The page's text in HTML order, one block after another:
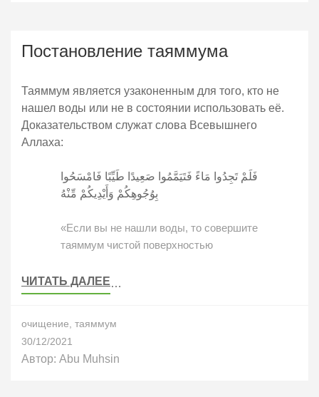
Постановление таяммума
Таяммум является узаконенным для того, кто не
нашел воды или не в состоянии использовать её.
Доказательством служат слова Всевышнего
Аллаха:
فَلَمْ تَجِدُوا مَاءً فَتَيَمَّمُوا صَعِيدًا طَيِّبًا فَامْسَحُوا
بِوُجُوهِكُمْ وَأَيْدِيكُمْ مِّنْهُ
«Если вы не нашли воды, то совершите
таяммум чистой поверхностью
…
ЧИТАТЬ ДАЛЕЕ
очищение таяммум
30/12/2021
Автор: Abu Muhsin